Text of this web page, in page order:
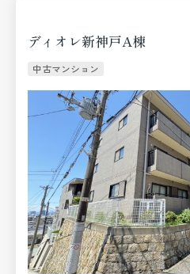
ディオレ新神戸A棟
中古マンション